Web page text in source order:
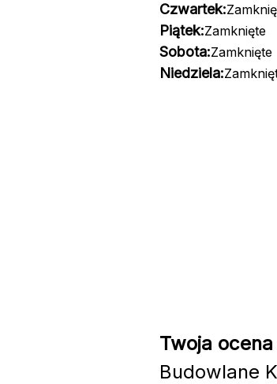
Czwartek:
Piątek:Zamknięte
Sobota:Zamknięte
Niedziela:
Twoja
Budowlane